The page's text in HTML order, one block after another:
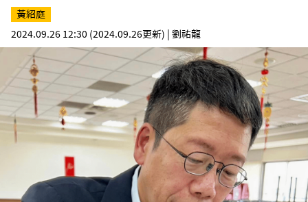
黃紹庭
2024.09.26 12:30 (2024.09.26更新) | 劉祐龍